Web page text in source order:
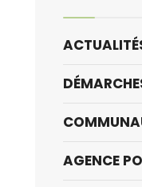
AGENCE